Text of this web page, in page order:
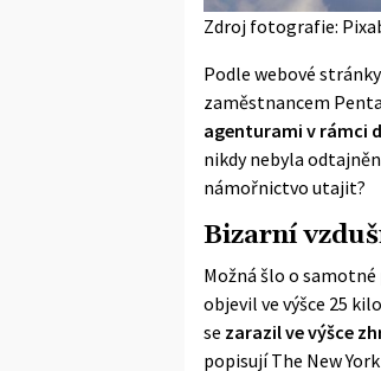
Zdroj fotografie:
Podle webové
zaměstnancem
agenturami v rámci
nikdy nebyla
námořnictvo utajit?
Bizarní
Možná šlo o
objevil ve výšce 25
se zarazil ve výšce
popisují The New